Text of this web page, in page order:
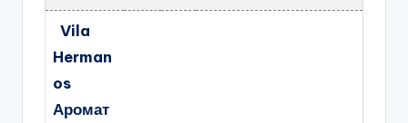
Vila
Herman
os
Аромат